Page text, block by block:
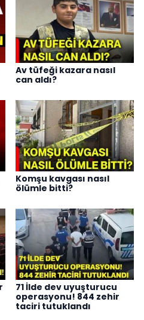
Av tüfeği kazara nasıl
can aldı?
Komşu kavgası nasıl
ölümle bitti?
71 İlde dev uyuşturucu
operasyonu! 844 zehir
taciri tutuklandı